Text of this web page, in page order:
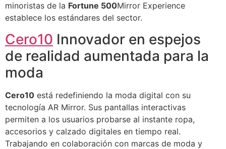
minoristas de la Fortune 500Mirror Experience
establece los estándares del sector.
Cero10 Innovador en espejos
de realidad aumentada para la
moda
Cero10 está redefiniendo la moda digital con su
tecnología AR Mirror. Sus pantallas interactivas
permiten a los usuarios probarse al instante ropa,
accesorios y calzado digitales en tiempo real.
Trabajando en colaboración con marcas de moda y